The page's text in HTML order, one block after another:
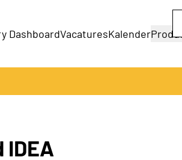
DashboardVacaturesKalender